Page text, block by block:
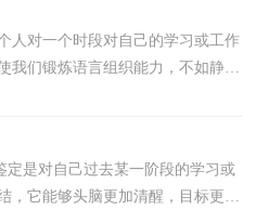
人对一个时段对自己的学习或工作
我们锻炼语言组织能力，不如静下
自我鉴定做到重...
定是对自己过去某一阶段的学习或
，它能够头脑更加清醒，目标更加